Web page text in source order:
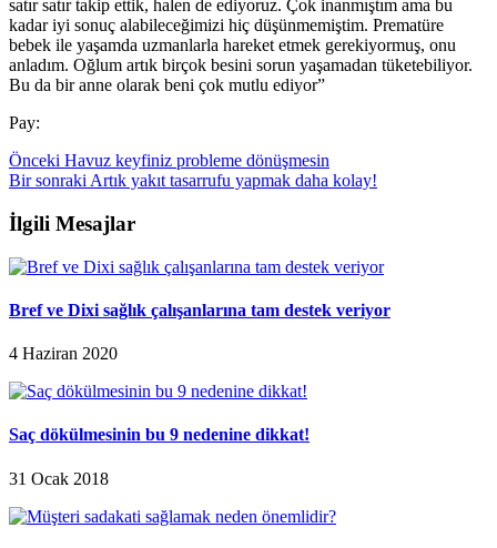
satır satır takip ettik, halen de ediyoruz. Çok inanmıştım ama bu
kadar iyi sonuç alabileceğimizi hiç düşünmemiştim. Prematüre
bebek ile yaşamda uzmanlarla hareket etmek gerekiyormuş, onu
anladım. Oğlum artık birçok besini sorun yaşamadan tüketebiliyor.
Bu da bir anne olarak beni çok mutlu ediyor”
Pay:
Önceki Havuz keyfiniz probleme dönüşmesin
Bir sonraki Artık yakıt tasarrufu yapmak daha kolay!
İlgili Mesajlar
Bref ve Dixi sağlık çalışanlarına tam destek veriyor
4 Haziran 2020
Saç dökülmesinin bu 9 nedenine dikkat!
31 Ocak 2018